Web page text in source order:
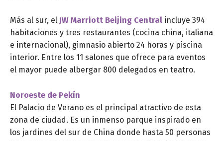
Más al sur, el JW Marriott Beijing Central incluye 394
habitaciones y tres restaurantes (cocina china, italiana
e internacional), gimnasio abierto 24 horas y piscina
interior. Entre los 11 salones que ofrece para eventos
el mayor puede albergar 800 delegados en teatro.
Noroeste de Pekín
El Palacio de Verano es el principal atractivo de esta
zona de ciudad. Es un inmenso parque inspirado en
los jardines del sur de China donde hasta 50 personas